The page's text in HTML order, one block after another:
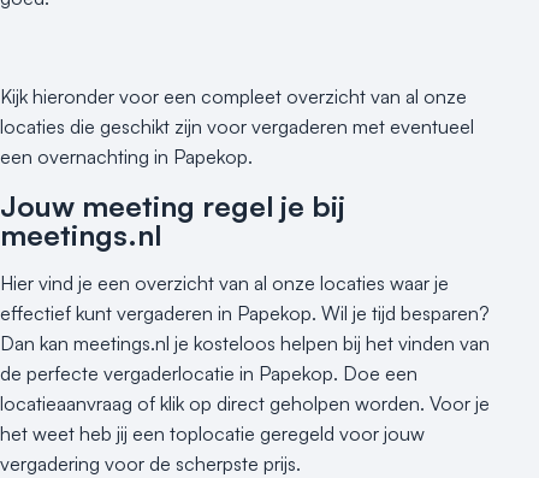
Kijk hieronder voor een compleet overzicht van al onze
locaties die geschikt zijn voor vergaderen met eventueel
een overnachting in Papekop.
Jouw meeting regel je bij
meetings.nl
Hier vind je een overzicht van al onze locaties waar je
effectief kunt vergaderen in Papekop. Wil je tijd besparen?
Dan kan meetings.nl je kosteloos helpen bij het vinden van
de perfecte vergaderlocatie in Papekop. Doe een
locatieaanvraag of klik op direct geholpen worden. Voor je
het weet heb jij een toplocatie geregeld voor jouw
vergadering voor de scherpste prijs.